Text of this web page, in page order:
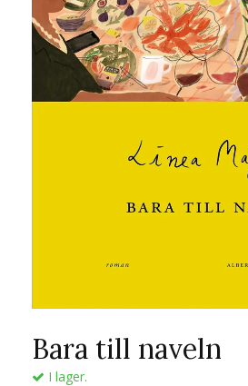
Bara till naveln
I lager.